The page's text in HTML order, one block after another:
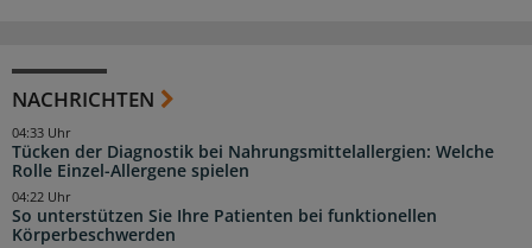
NACHRICHTEN
Tücken der Diagnostik bei Nahrungsmittelallergien: Welche
Rolle Einzel-Allergene spielen
04:33 Uhr
So unterstützen Sie Ihre Patienten bei funktionellen
Körperbeschwerden
04:22 Uhr